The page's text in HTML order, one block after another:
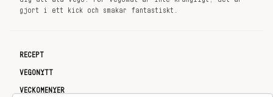
gjort i ett kick och smakar fantastiskt.
RECEPT
VEGONYTT
VECKOMENYER